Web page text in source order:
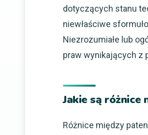
dotyczących stanu
niewłaściwe
Niezrozumiałe lub
praw wynikających z
Jakie są
Różnice między